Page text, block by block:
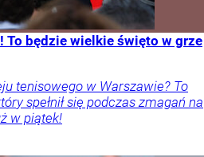
To będzie wielkie święto w grze
tenisowego w Warszawie? To
spełnił się podczas zmagań na
w piątek!